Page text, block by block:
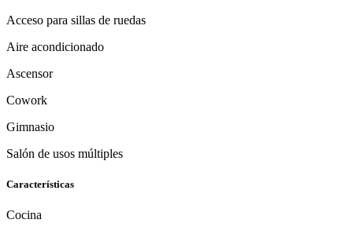
Acceso para sillas de ruedas
Aire acondicionado
Ascensor
Cowork
Gimnasio
Salón de usos múltiples
Características
Cocina